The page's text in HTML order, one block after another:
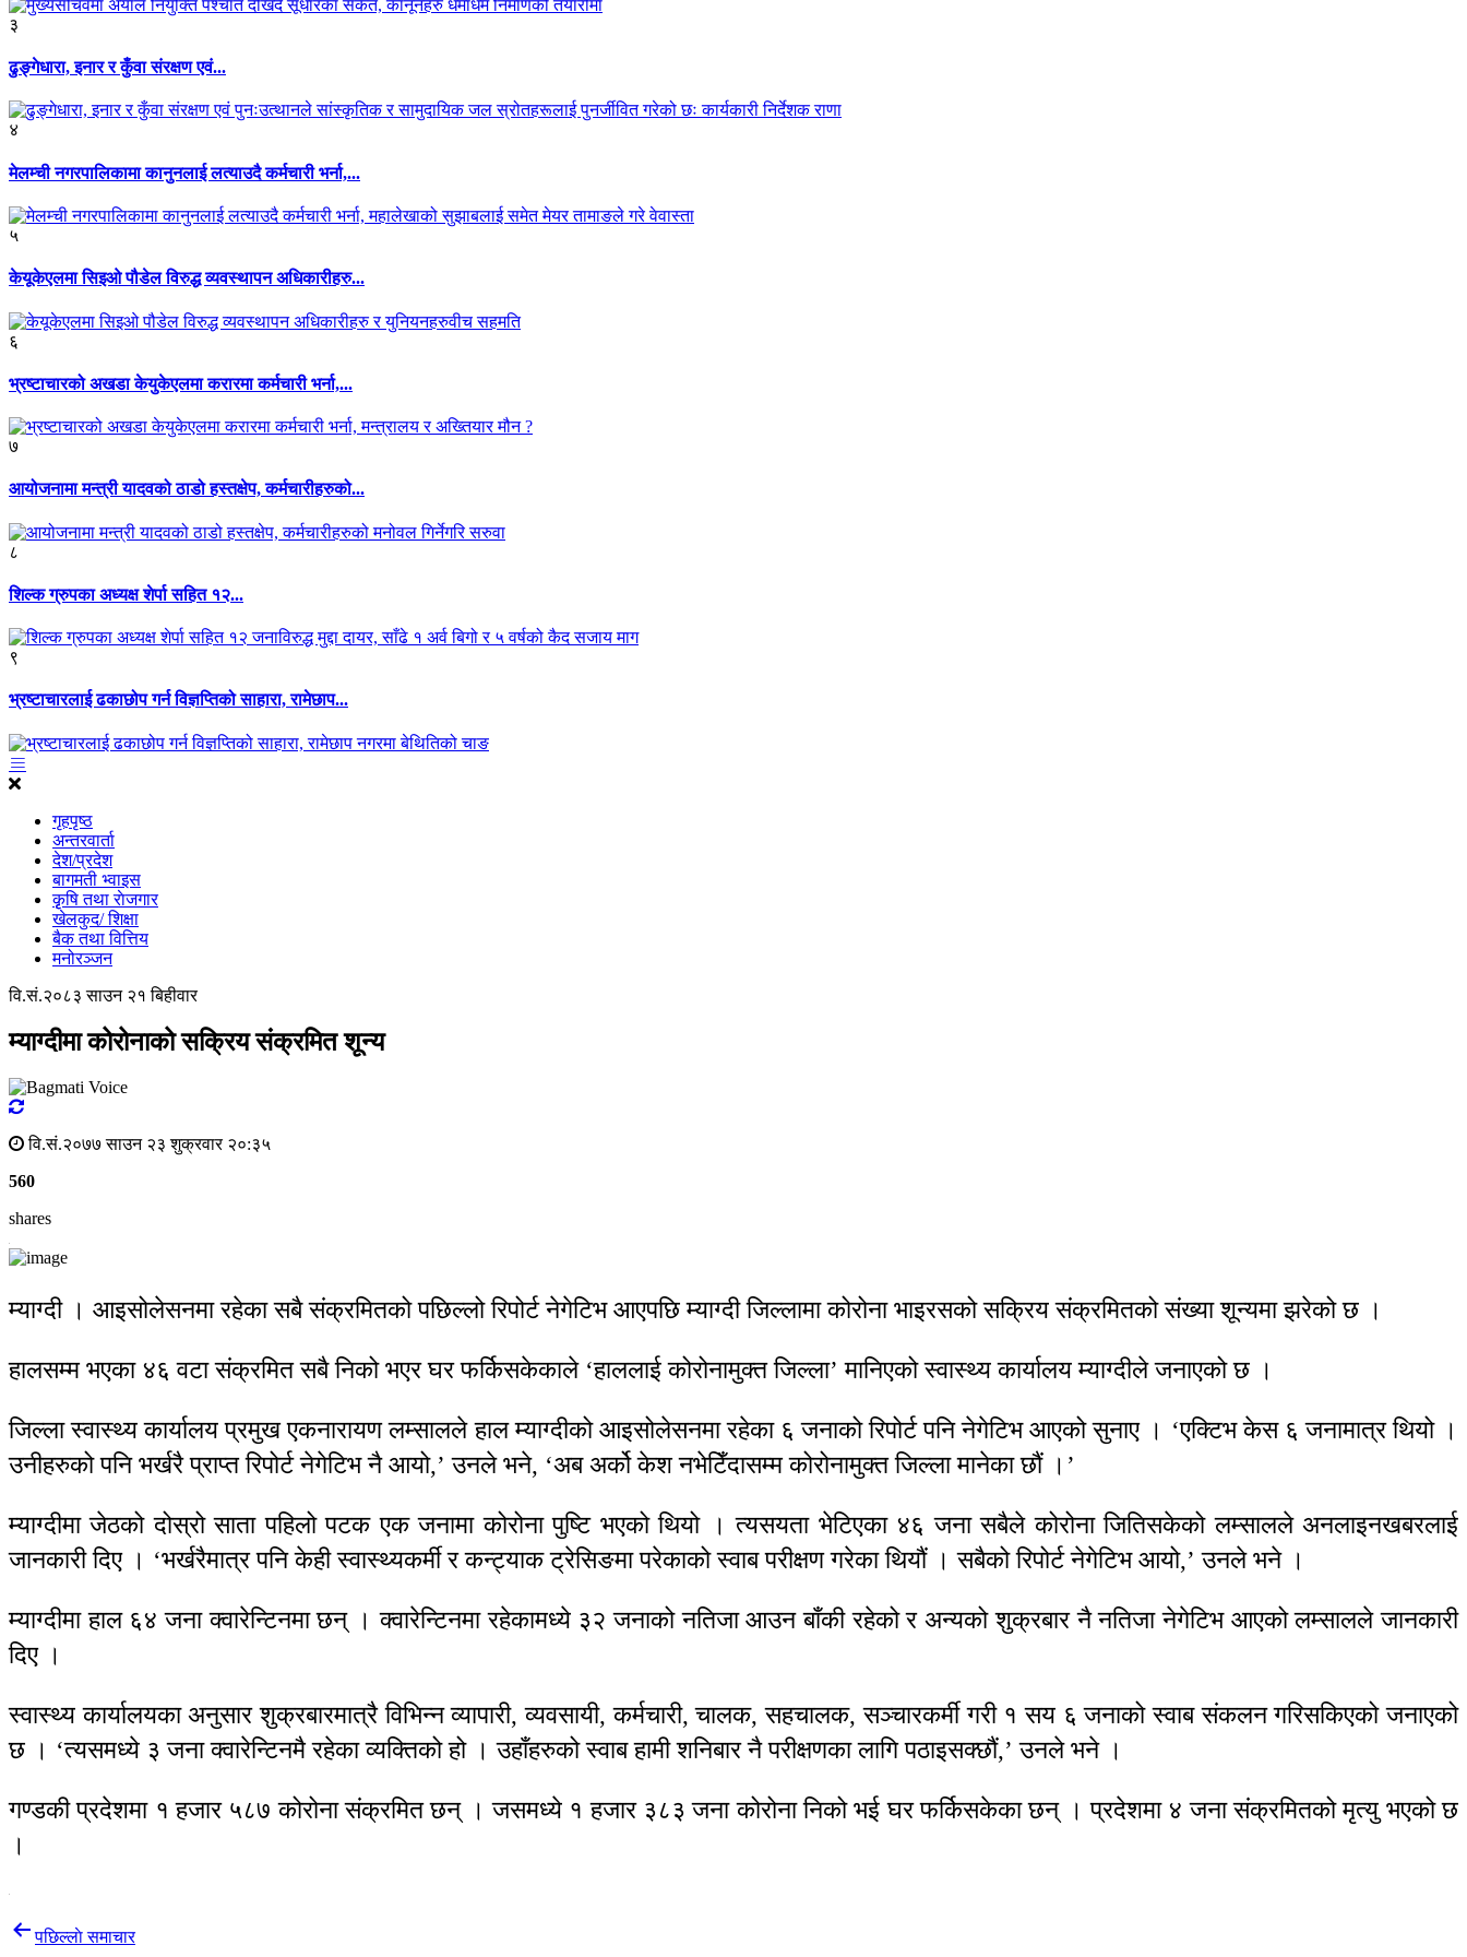
३
ढुङ्गेधारा, इनार र कुँवा संरक्षण एवं...
४
मेलम्ची नगरपालिकामा कानुनलाई लत्याउदै कर्मचारी भर्ना,...
५
केयूकेएलमा सिइओ पौडेल विरुद्ध व्यवस्थापन अधिकारीहरु...
६
भ्रष्टाचारको अखडा केयुकेएलमा करारमा कर्मचारी भर्ना,...
७
आयोजनामा मन्त्री यादवको ठाडो हस्तक्षेप, कर्मचारीहरुको...
८
शिल्क ग्रुपका अध्यक्ष शेर्पा सहित १२...
९
भ्रष्टाचारलाई ढकाछोप गर्न विज्ञप्तिको साहारा, रामेछाप...
गृहपृष्ठ
अन्तरवार्ता
देश/प्रदेश
बागमती भ्वाइस
कृृषि तथा राेजगार
खेलकुद/ शिक्षा
बैक तथा वित्तिय
मनोरञ्जन
वि.सं.२०८३ साउन २१ बिहीवार
म्याग्दीमा कोरोनाको सक्रिय संक्रमित शून्य
वि.सं.२०७७ साउन २३ शुक्रवार २०:३५
560
shares
म्याग्दी । आइसोलेसनमा रहेका सबै संक्रमितको पछिल्लो रिपोर्ट नेगेटिभ आएपछि म्याग्दी जिल्लामा कोरोना भाइरसको सक्रिय संक्रमितको संख्या शून्यमा झरेको छ ।
हालसम्म भएका ४६ वटा संक्रमित सबै निको भएर घर फर्किसकेकाले ‘हाललाई कोरोनामुक्त जिल्ला’ मानिएको स्वास्थ्य कार्यालय म्याग्दीले जनाएको छ ।
जिल्ला स्वास्थ्य कार्यालय प्रमुख एकनारायण लम्सालले हाल म्याग्दीको आइसोलेसनमा रहेका ६ जनाको रिपोर्ट पनि नेगेटिभ आएको सुनाए । ‘एक्टिभ केस ६ जनामात्र थियो ।
उनीहरुको पनि भर्खरै प्राप्त रिपोर्ट नेगेटिभ नै आयो,’ उनले भने, ‘अब अर्को केश नभेटिँदासम्म कोरोनामुक्त जिल्ला मानेका छौं ।’
म्याग्दीमा जेठको दोस्रो साता पहिलो पटक एक जनामा कोरोना पुष्टि भएको थियो । त्यसयता भेटिएका ४६ जना सबैले कोरोना जितिसकेको लम्सालले अनलाइनखबरलाई
जानकारी दिए । ‘भर्खरैमात्र पनि केही स्वास्थ्यकर्मी र कन्ट्याक ट्रेसिङमा परेकाको स्वाब परीक्षण गरेका थियौं । सबैको रिपोर्ट नेगेटिभ आयो,’ उनले भने ।
म्याग्दीमा हाल ६४ जना क्वारेन्टिनमा छन् । क्वारेन्टिनमा रहेकामध्ये ३२ जनाको नतिजा आउन बाँकी रहेको र अन्यको शुक्रबार नै नतिजा नेगेटिभ आएको लम्सालले जानकारी
दिए ।
स्वास्थ्य कार्यालयका अनुसार शुक्रबारमात्रै विभिन्न व्यापारी, व्यवसायी, कर्मचारी, चालक, सहचालक, सञ्चारकर्मी गरी १ सय ६ जनाको स्वाब संकलन गरिसकिएको जनाएको
छ । ‘त्यसमध्ये ३ जना क्वारेन्टिनमै रहेका व्यक्तिको हो । उहाँहरुको स्वाब हामी शनिबार नै परीक्षणका लागि पठाइसक्छौं,’ उनले भने ।
गण्डकी प्रदेशमा १ हजार ५८७ कोरोना संक्रमित छन् । जसमध्ये १ हजार ३८३ जना कोरोना निको भई घर फर्किसकेका छन् । प्रदेशमा ४ जना संक्रमितको मृत्यु भएको छ
।
Postपछिल्लाे समाचार